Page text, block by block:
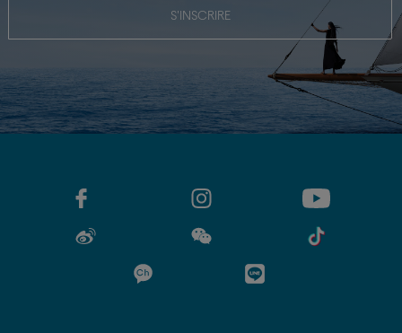
S'INSCRIRE